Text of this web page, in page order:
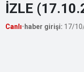
İZLE
Canlı• haber girişi: 17/